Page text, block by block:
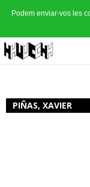
Podem enviar-vos les
PIÑAS, XAVIER